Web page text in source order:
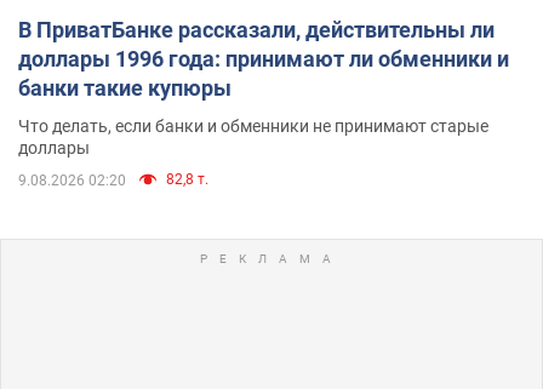
В ПриватБанке рассказали, действительны ли
доллары 1996 года: принимают ли обменники и
банки такие купюры
Что делать, если банки и обменники не принимают старые
доллары
9.08.2026 02:20 82,8 т.